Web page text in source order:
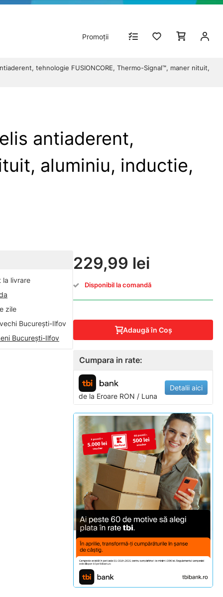
Promoții
tehnologie FUSIONCORE, Thermo-Signal™, maner nituit,
antiaderent,
aluminiu, inductie,
la livrare
zile
București-Ilfov
București-Ilfov
229,99 lei
Disponibil la comandă
Adaugă în Coş
Cumpara in rate:
de la Eroare RON / Luna
Detalii aici